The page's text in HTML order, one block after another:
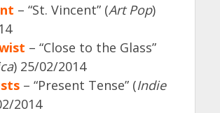
– “St. Vincent” (Art Pop)
– “Close to the Glass”
) 25/02/2014
– “Present Tense” (Indie
2014